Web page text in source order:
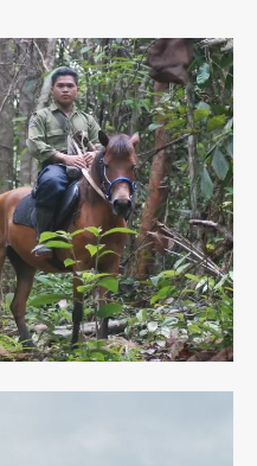
asegurada porpatrullas
guardias forestales,
limítrofes. Esas
nuestros vínculos con
son ecuestres y aéreas
detectar cualquier
ilegal ha sido observada
la eficacidad de
pero sobretodo testifica
con los pueblerinos y su
trampas colocadas
Eso también